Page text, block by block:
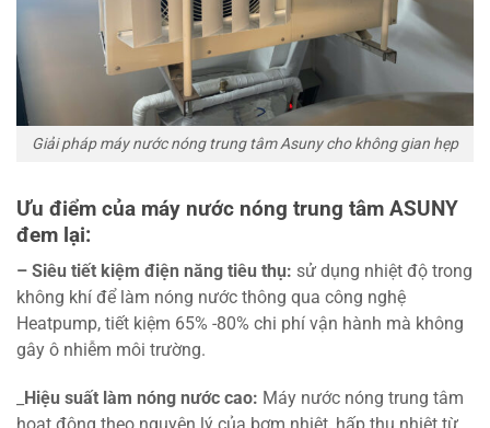
Giải pháp máy nước nóng trung tâm Asuny cho không gian hẹp
Ưu điểm của máy nước nóng trung tâm ASUNY
đem lại:
– Siêu tiết kiệm điện năng tiêu thụ: sử dụng nhiệt độ trong
không khí để làm nóng nước thông qua công nghệ
Heatpump, tiết kiệm 65% -80% chi phí vận hành mà không
gây ô nhiễm môi trường.
Hiệu suất làm nóng nước cao: Máy nước nóng trung tâm